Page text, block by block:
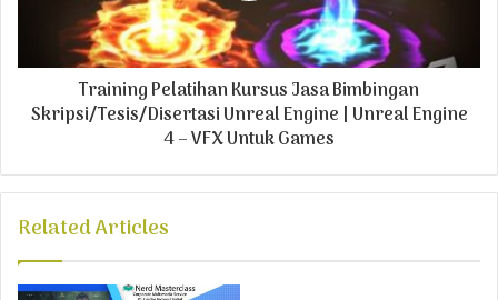
Training Pelatihan Kursus Jasa Bimbingan
Skripsi/Tesis/Disertasi Unreal Engine | Unreal Engine
4 – VFX Untuk Games
Related Articles